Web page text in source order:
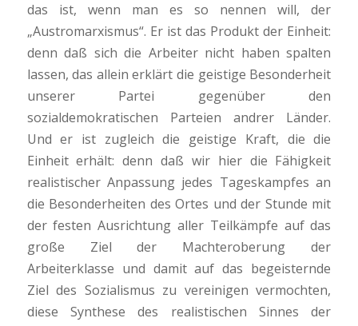
das ist, wenn man es so nennen will, der
„Austromarxismus“. Er ist das Produkt der Einheit:
denn daß sich die Arbeiter nicht haben spalten
lassen, das allein erklärt die geistige Besonderheit
unserer Partei gegenüber den
sozialdemokratischen Parteien andrer Länder.
Und er ist zugleich die geistige Kraft, die die
Einheit erhält: denn daß wir hier die Fähigkeit
realistischer Anpassung jedes Tageskampfes an
die Besonderheiten des Ortes und der Stunde mit
der festen Ausrichtung aller Teilkämpfe auf das
große Ziel der Machteroberung der
Arbeiterklasse und damit auf das begeisternde
Ziel des Sozialismus zu vereinigen vermochten,
diese Synthese des realistischen Sinnes der